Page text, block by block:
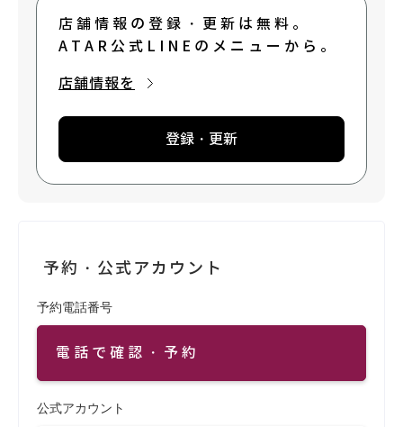
店舗情報の登録・更新は無料。
ATAR公式LINEのメニューから。
店舗情報を
登録・更新
予約・公式アカウント
予約電話番号
電話で確認・予約
公式アカウント